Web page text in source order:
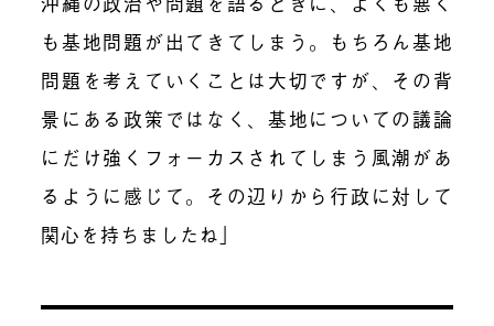
も基地問題が出てきてしまう。もちろん基地
問題を考えていくことは大切ですが、その背
景にある政策ではなく、基地についての議論
にだけ強くフォーカスされてしまう風潮があ
るように感じて。その辺りから行政に対して
関心を持ちましたね」